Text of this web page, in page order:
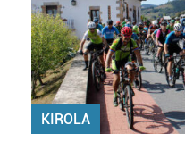
KIROLA